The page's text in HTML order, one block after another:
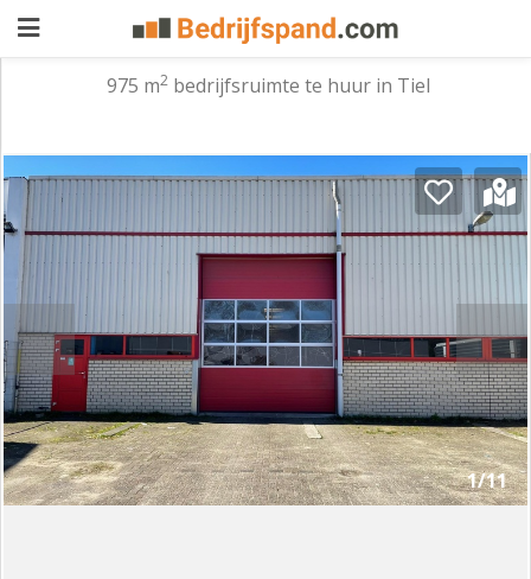
aanbieden
Pand
zoeken
Waarom
adverteren
Premium
adverteren
Blog
Registreren
Login
975 m2bedrijfsruimte te huur in Tiel
1/11